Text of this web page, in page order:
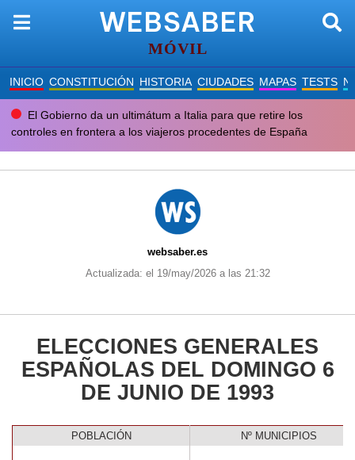
WEBSABER
MÓVIL
INICIO CONSTITUCIÓN HISTORIA CIUDADES MAPAS TESTS
El Gobierno da un ultimátum a Italia para que retire los
controles en frontera a los viajeros procedentes de España
websaber.es
Actualizada: el 19/may/2026 a las 21:32
ELECCIONES GENERALES
ESPAÑOLAS DEL DOMINGO 6
DE JUNIO DE 1993
POBLACIÓN Nº MUNICIPIOS